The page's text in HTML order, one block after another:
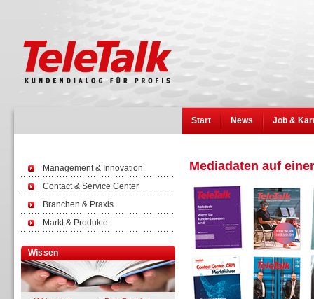
Start News Job &
Management & Innovation
Contact & Service Center
Branchen & Praxis
Markt & Produkte
Wissen
Mediadaten auf